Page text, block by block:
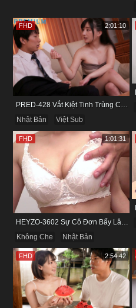
PRED-428 Vắt Kiệt Tinh Trùng Của Bạn Trai Để Chừa Thói Lăng Nhăng
Nhật Bản
Việt Sub
FHD 2:01:10
Không Che
Nhật Bản
FHD 1:01:31
FHD 2:54:42